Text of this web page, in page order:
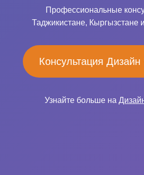
Профессиональные
Таджикистане, Кыргызстане
Консультация
Узнайте больше на